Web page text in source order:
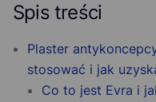
Spis treści
Plaster
stosować i jak
Co to jest Evra i